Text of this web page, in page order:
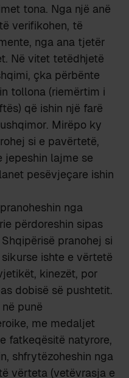
tona. Nga një anë
verifikohen, të
nga ana tjetër
Në vitet tetëdhjetë
çka përbënte
tollona (riemërtim i
që ishin një farë
Mirëpo ky
si e pavërtetë,
jepeshin lajme se
pesëvjeçare ishin
nga
përdoreshin sipas
pranohej si
ishte e vërtetë
kinezët, por
dobisë së pushtetit.
punë
me medaljet
fatkeqësitë natyrore,
shfrytëzoheshin nga
vërteta (vetëvrasja e